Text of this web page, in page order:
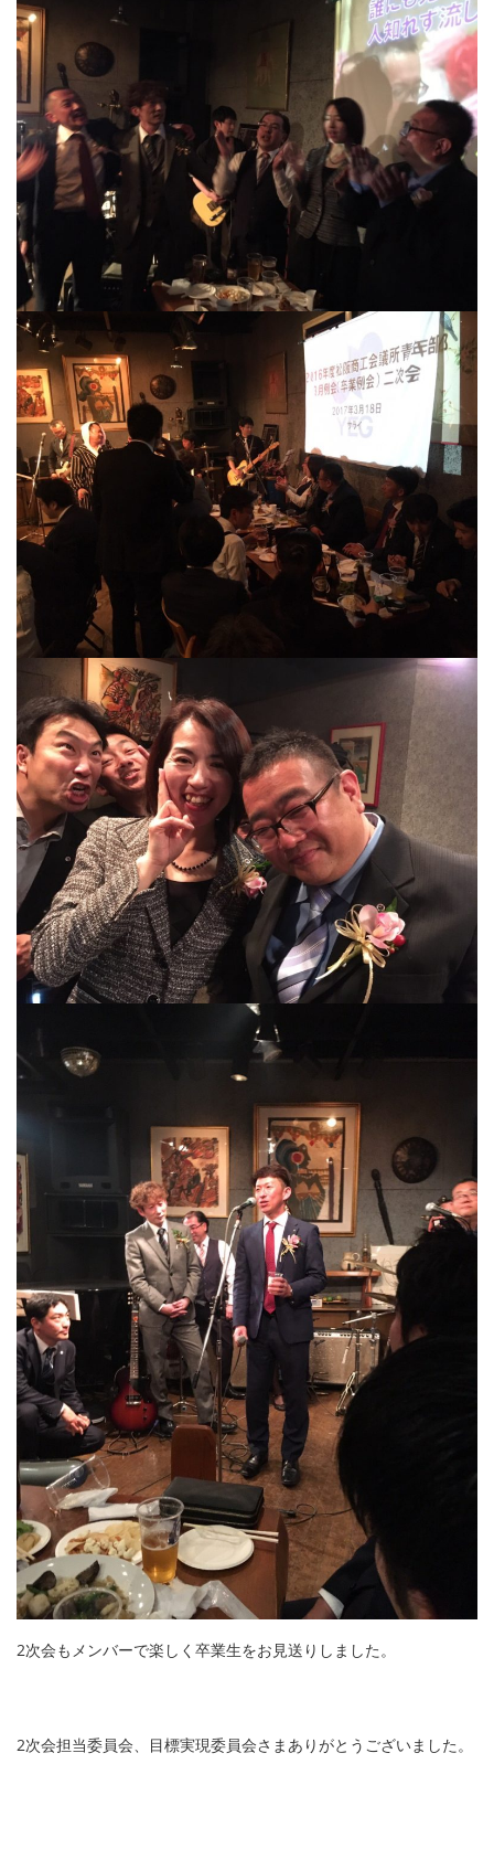
2次会もメンバーで楽しく卒業生をお見送りしました。
2次会担当委員会、目標実現委員会さまありがとうございました。